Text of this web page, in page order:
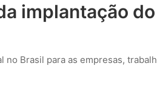
implantação
Brasil para as empresas,